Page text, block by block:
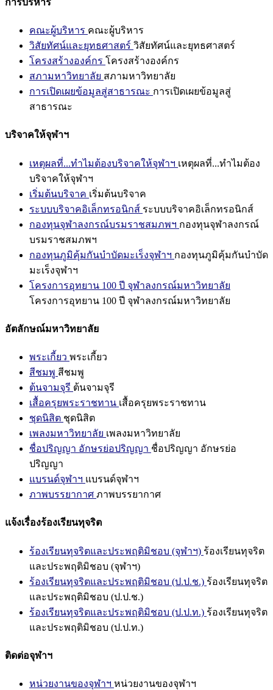
คณะผู้บริหาร คณะผู้บริหาร
วิสัยทัศน์และยุทธศาสตร์ วิสัยทัศน์และยุทธศาสตร์
โครงสร้างองค์กร โครงสร้างองค์กร
สภามหาวิทยาลัย สภามหาวิทยาลัย
การเปิดเผยข้อมูลสู่สาธารณะ การเปิดเผยข้อมูลสู่
สาธารณะ
บริจาคให้จุฬาฯ
เหตุผลที่...ทำไมต้องบริจาคให้จุฬาฯ เหตุผลที่...ทำไมต้อง
บริจาคให้จุฬาฯ
เริ่มต้นบริจาค เริ่มต้นบริจาค
ระบบบริจาคอิเล็กทรอนิกส์ ระบบบริจาคอิเล็กทรอนิกส์
กองทุนจุฬาลงกรณ์บรมราชสมภพฯ กองทุนจุฬาลงกรณ์
บรมราชสมภพฯ
กองทุนภูมิคุ้มกันบำบัดมะเร็งจุฬาฯ กองทุนภูมิคุ้มกันบำบัด
มะเร็งจุฬาฯ
โครงการอุทยาน 100 ปี จุฬาลงกรณ์มหาวิทยาลัย
โครงการอุทยาน 100 ปี จุฬาลงกรณ์มหาวิทยาลัย
อัตลักษณ์มหาวิทยาลัย
พระเกี้ยว พระเกี้ยว
สีชมพู สีชมพู
ต้นจามจุรี ต้นจามจุรี
เสื้อครุยพระราชทาน เสื้อครุยพระราชทาน
ชุดนิสิต ชุดนิสิต
เพลงมหาวิทยาลัย เพลงมหาวิทยาลัย
ชื่อปริญญา อักษรย่อปริญญา ชื่อปริญญา อักษรย่อ
ปริญญา
แบรนด์จุฬาฯ แบรนด์จุฬาฯ
ภาพบรรยากาศ ภาพบรรยากาศ
แจ้งเรื่องร้องเรียนทุจริต
ร้องเรียนทุจริตและประพฤติมิชอบ (จุฬาฯ) ร้องเรียนทุจริต
และประพฤติมิชอบ (จุฬาฯ)
ร้องเรียนทุจริตและประพฤติมิชอบ (ป.ป.ช.) ร้องเรียนทุจริต
และประพฤติมิชอบ (ป.ป.ช.)
ร้องเรียนทุจริตและประพฤติมิชอบ (ป.ป.ท.) ร้องเรียนทุจริต
และประพฤติมิชอบ (ป.ป.ท.)
ติดต่อจุฬาฯ
หน่วยงานของจุฬาฯ หน่วยงานของจุฬาฯ